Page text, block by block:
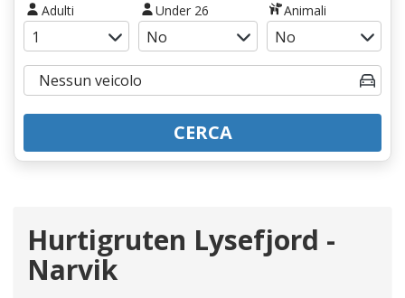
Adulti Under 26 Animali
CERCA
Hurtigruten Lysefjord -
Narvik